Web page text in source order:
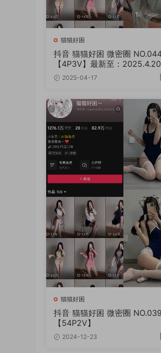
猫猫好困
抖音 猫猫好困 微密圈 NO.044期
【4P3V】最新至：2025.4.20
2025-04-17
猫猫好困
抖音 猫猫好困 微密圈 NO.039期
【54P2V】
2024-12-23